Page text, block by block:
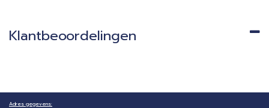
Klantbeoordelingen
Adres gegevens: